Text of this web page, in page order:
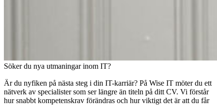
Söker du nya utmaningar inom IT?
Är du nyfiken på nästa steg i din IT-karriär? På Wise IT möter du ett
nätverk av specialister som ser längre än titeln på ditt CV. Vi förstår
hur snabbt kompetenskrav förändras och hur viktigt det är att du får